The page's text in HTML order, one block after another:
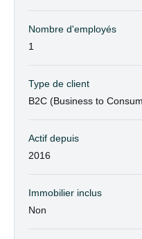
Nombre d'employés
1
Type de client
B2C (Business to
Actif depuis
2016
Immobilier inclus
Non